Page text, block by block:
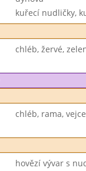
kuřecí nudličky,
chléb, žervé,
chléb, rama,
hovězí vývar s